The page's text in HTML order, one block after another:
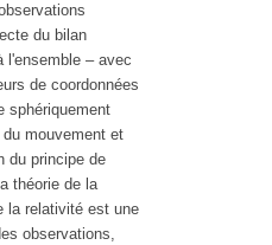
du bilan
l'ensemble – avec
de coordonnées
sphériquement
mouvement et
du principe de
théorie de la
la relativité est une
observations,